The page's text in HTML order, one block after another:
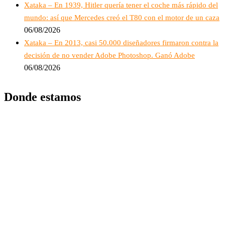
Xataka – En 1939, Hitler quería tener el coche más rápido del
mundo: así que Mercedes creó el T80 con el motor de un caza
06/08/2026
Xataka – En 2013, casi 50.000 diseñadores firmaron contra la
decisión de no vender Adobe Photoshop. Ganó Adobe
06/08/2026
Donde estamos